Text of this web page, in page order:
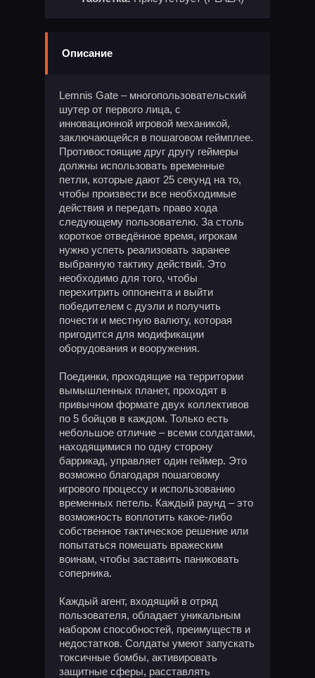
Описание
Lemnis Gate – многопользовательский
шутер от первого лица, с
инновационной игровой механикой,
заключающейся в пошаговом геймплее.
Противостоящие друг другу геймеры
должны использовать временные
петли, которые дают 25 секунд на то,
чтобы произвести все необходимые
действия и передать право хода
следующему пользователю. За столь
короткое отведённое время, игрокам
нужно успеть реализовать заранее
выбранную тактику действий. Это
необходимо для того, чтобы
перехитрить оппонента и выйти
победителем с дуэли и получить
почести и местную валюту, которая
пригодится для модификации
оборудования и вооружения.
Поединки, проходящие на территории
вымышленных планет, проходят в
привычном формате двух коллективов
по 5 бойцов в каждом. Только есть
небольшое отличие – всеми солдатами,
находящимися по одну сторону
баррикад, управляет один геймер. Это
возможно благодаря пошаговому
игрового процессу и использованию
временных петель. Каждый раунд – это
возможность воплотить какое-либо
собственное тактическое решение или
попытаться помешать вражеским
воинам, чтобы заставить паниковать
соперника.
Каждый агент, входящий в отряд
пользователя, обладает уникальным
набором способностей, преимуществ и
недостатков. Солдаты умеют запускать
токсичные бомбы, активировать
защитные сферы, расставлять